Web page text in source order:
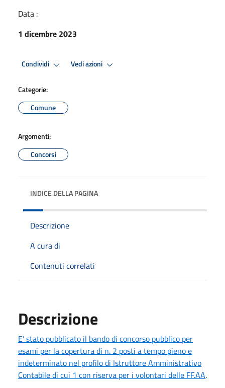
Data :
1 dicembre 2023
Condividi Vedi azioni
Categorie:
Comune
Argomenti:
Concorsi
INDICE DELLA PAGINA
Descrizione
A cura di
Contenuti correlati
Descrizione
E’ stato pubblicato il bando di concorso pubblico per
esami per la copertura di n. 2 posti a tempo pieno e
indeterminato nel profilo di Istruttore Amministrativo
Contabile di cui 1 con riserva per i volontari delle FF.AA.